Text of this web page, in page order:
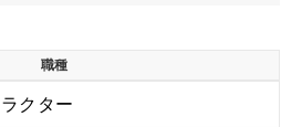
職種
クター